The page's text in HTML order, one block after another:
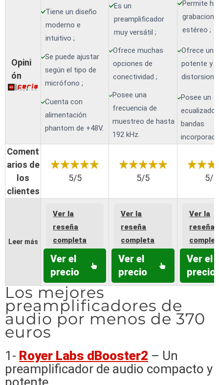
Opini
ón
Tiene un diseño
moderno e
intuitivo ;
Se puede ajustar
según el tipo de
micrófono ;
Cuenta con
alimentación
phantom de +48V.
Es un
preamplificador
muy versátil ;
Ofrece muchas
opciones de
conectividad ;
Posee una
frecuencia de
muestreo de hasta
192 kHz.
Permite
estéreo ;
Ofrece un
potente y
Posee un
bandas
Coment
arios de
los
clientes
5/5 5/5 5/5
Leer más
Ver la
reseña
completa
Ver el
precio
Ver la
reseña
completa
Ver el
precio
Ver la
reseña
Ver el
precio
Los mejores
preamplificadores de
audio por menos de 370
euros
1- Royer Labs dBooster2 – Un
preamplificador de audio compacto y